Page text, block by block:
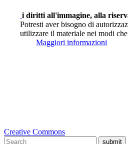
i diritti all'immagine, alla
Potresti aver bisogno di
utilizzare il materiale nei modi
Maggiori informazioni
Creative Commons
submit